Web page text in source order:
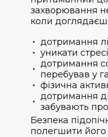
захворювання
коли доглядаєш
дотримання
уникати
дотримання
перебував у
фізична
дотримання
забувають
Безпека
полегшити його